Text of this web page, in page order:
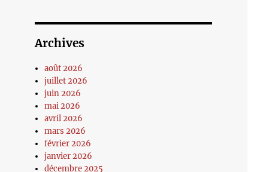
Archives
août 2026
juillet 2026
juin 2026
mai 2026
avril 2026
mars 2026
février 2026
janvier 2026
décembre 2025